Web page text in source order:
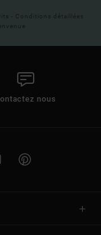
- Conditions détaillées
nous